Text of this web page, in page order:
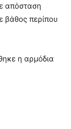
απόσταση
βάθος περίπου
η αρμόδια